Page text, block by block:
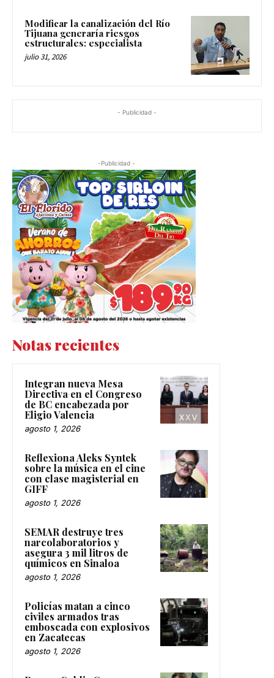
Modificar la canalización del Río
Tijuana generaría riesgos
estructurales: especialista
julio 31, 2026
- Publicidad -
-Publicidad -
Notas recientes
Integran nueva Mesa
Directiva en el Congreso
de BC encabezada por
Eligio Valencia
agosto 1, 2026
Reflexiona Aleks Syntek
sobre la música en el cine
con clase magisterial en
GIFF
agosto 1, 2026
SEMAR destruye tres
narcolaboratorios y
asegura 3 mil litros de
químicos en Sinaloa
agosto 1, 2026
Policías matan a cinco
civiles armados tras
emboscada con explosivos
en Zacatecas
agosto 1, 2026